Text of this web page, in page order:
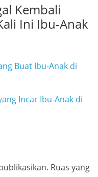
Kembali
Ini Ibu-Anak
Buat Ibu-Anak di
Incar Ibu-Anak di
Ruas yang